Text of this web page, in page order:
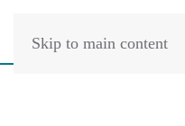
Skip to main content